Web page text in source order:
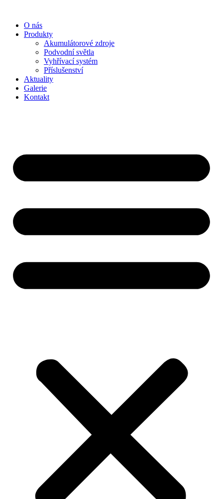
obsahuO nás
Produkty
Akumulátorové zdroje
Podvodní světla
Vyhřívací systém
Příslušenství
Aktuality
Galerie
Kontakt